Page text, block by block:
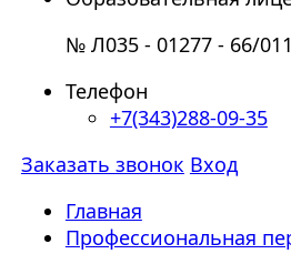
№ Л035 - 01277 - 66/
Телефон
+7(343)288-09-35
Заказать звонок Вход
Главная
Профессиональная